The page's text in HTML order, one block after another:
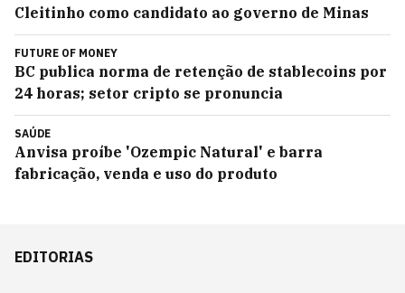
Cleitinho como candidato ao governo de Minas
FUTURE OF MONEY
BC publica norma de retenção de stablecoins por
24 horas; setor cripto se pronuncia
SAÚDE
Anvisa proíbe 'Ozempic Natural' e barra
fabricação, venda e uso do produto
EDITORIAS